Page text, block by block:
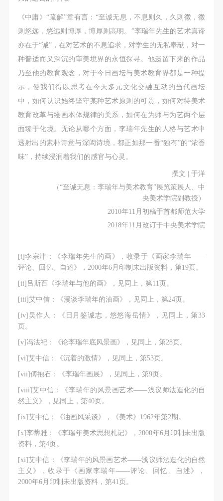
《中庸》“疏解”章有言：“至诚无息，不息则久，久则徵，徵
则悠远，悠远则博厚，博厚则高明。”李瑞年先生的艺术真谛
亦在于“诚”，在对艺术的不息追求，对学生的无私奉献，对一
种普适而又深沉的审美境界的永恒探寻。他遗留下来的作品
乃至他的教育观念，对于今日画坛与美术教育界都是一种提
示，使我们得以思考在今天多元文化交融互动的当代画坛
中，如何认识始终坚守某种艺术原则的可贵，如何对待美术
教育改革与绘画本体规律的关系，如何在为师与为艺两个层
面臻于化境。无论从哪个方面，李瑞年先生的人格与艺术中
透射出的素朴诗意与深闳诗境，都正如那一番“独有”的“浓香
味”，持续浸润着我们的感官与心灵。
撰文 | 于洋
（“至诚无息：李瑞年与美术教育”展览策展人、中
央美术学院副教授）
2010年11月初稿于首都师范大学
2018年11月改订于中央美术学院
[i]李宗津：《李瑞年先生的画》，收录于《画家李瑞年——
评论、回忆、自述》，2000年6月印制未出版资料，第19页。
[ii]吕斯百《李瑞年与他的画》，见同上，第11页。
[iii]艾中信：《漫谈李瑞年的油画》，见同上，第24页。
[iv]吴作人：《日月鉴诚志，悠悠海岳情》，见同上，第33
页。
[v]冯法祀：《论李瑞年底风景画》，见同上，第28页。
[vi]艾中信：《沉着的激情》，见同上，第53页。
[vii]傅抱石：《李瑞年画展》，见同上，第9页。
[viii]艾中信：《李瑞年的风景画艺术——浅议师法造化的自
然主义》，见同上，第40页。
[ix]艾中信：《油画风采谈》，《美术》1962年第2期。
[x]李蒂雅：《李瑞年美术思想札记》，2000年6月印制未出版
资料，第4页。
[xi]艾中信：《李瑞年的风景画艺术——浅议师法造化的自然
主义》，收录于《画家李瑞年——评论、回忆、自述》，
2000年6月印制未出版资料，第41页。